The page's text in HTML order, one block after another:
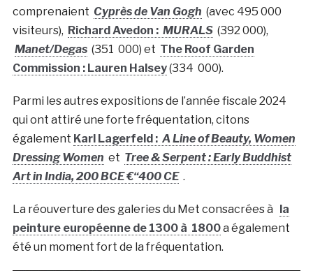
comprenaient Cyprès de Van Gogh (avec 495 000
visiteurs), Richard Avedon : MURALS(392 000),
Manet/Degas (351 000) et The Roof Garden
Commission : Lauren Halsey(334 000).
Parmi les autres expositions de l’année fiscale 2024
qui ont attiré une forte fréquentation, citons
également Karl Lagerfeld : A Line of Beauty, Women
Dressing Women et Tree & Serpent : Early Buddhist
Art in India, 200 BCE €“400 CE.
La réouverture des galeries du Met consacrées à la
peinture européenne de 1300 à 1800a également
été un moment fort de la fréquentation.